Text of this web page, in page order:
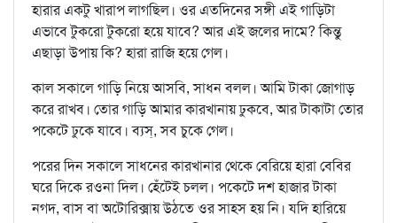
হারার একটু খারাপ লাগছিল। ওর এতদিনের সঙ্গী এই গাড়িটা
এভাবে টুকরো টুকরো হয়ে যাবে? আর এই জলের দামে? কিন্তু
এছাড়া উপায় কি? হারা রাজি হয়ে গেল।
কাল সকালে গাড়ি নিয়ে আসবি, সাধন বলল। আমি টাকা জোগাড়
করে রাখব। তোর গাড়ি আমার কারখানায় ঢুকবে, আর টাকাটা তোর
পকেটে ঢুকে যাবে। ব্যস্, সব চুকে গেল।
পরের দিন সকালে সাধনের কারখানার থেকে বেরিয়ে হারা বেবির
ঘরে দিকে রওনা দিল। হেঁটেই চলল। পকেটে দশ হাজার টাকা
নগদ, বাস বা অটোরিক্সায় উঠতে ওর সাহস হয় নি। যদি হারিয়ে